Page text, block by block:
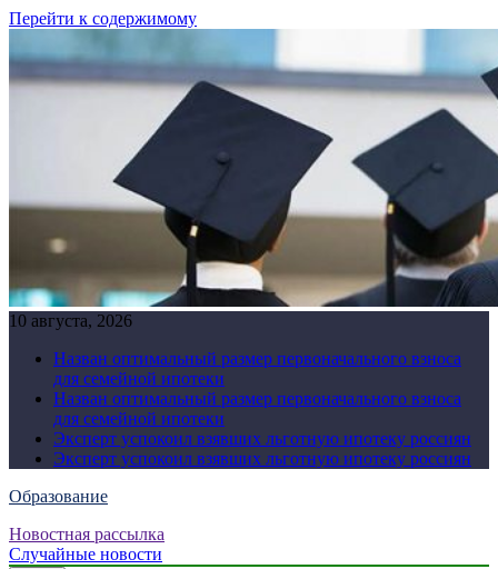
Перейти к содержимому
10 августа, 2026
Назван оптимальный размер первоначального взноса
для семейной ипотеки
Назван оптимальный размер первоначального взноса
для семейной ипотеки
Эксперт успокоил взявших льготную ипотеку россиян
Эксперт успокоил взявших льготную ипотеку россиян
Образование
Новостная рассылка
Случайные новости